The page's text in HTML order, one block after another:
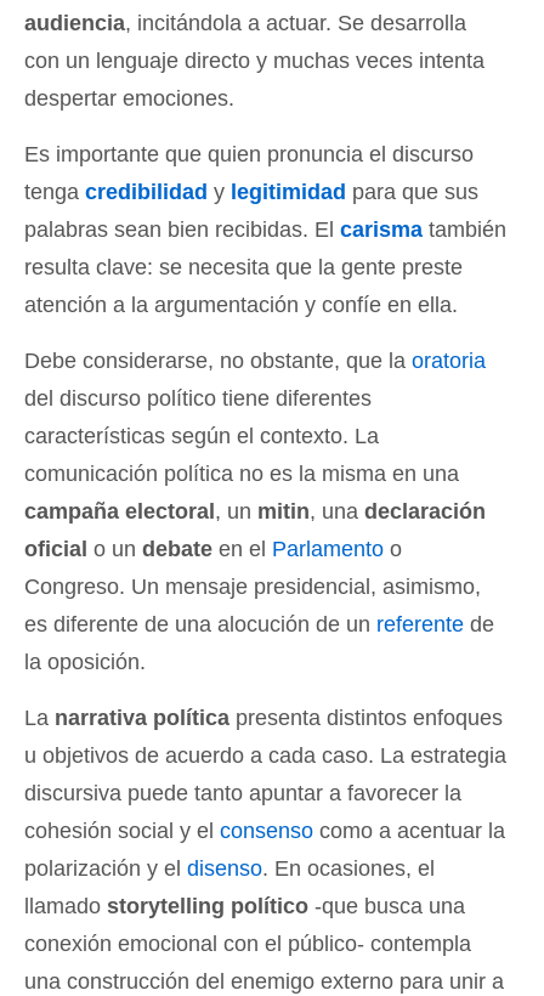
audiencia, incitándola a actuar. Se desarrolla
con un lenguaje directo y muchas veces intenta
despertar emociones.
Es importante que quien pronuncia el discurso
tenga credibilidad y legitimidad para que sus
palabras sean bien recibidas. El carisma también
resulta clave: se necesita que la gente preste
atención a la argumentación y confíe en ella.
Debe considerarse, no obstante, que la oratoria
del discurso político tiene diferentes
características según el contexto. La
comunicación política no es la misma en una
campaña electoral , un mitin, una declaración
oficial o un debate en el Parlamento o
Congreso. Un mensaje presidencial, asimismo,
es diferente de una alocución de un referente de
la oposición.
La narrativa política presenta distintos enfoques
u objetivos de acuerdo a cada caso. La estrategia
discursiva puede tanto apuntar a favorecer la
cohesión social y el consenso como a acentuar la
polarización y el disenso. En ocasiones, el
llamado storytelling político -que busca una
conexión emocional con el público- contempla
una construcción del enemigo externo para unir a